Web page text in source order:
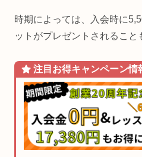
時期によっては、入会時に
ットがプレゼントされること
注目お得キャンペーン情